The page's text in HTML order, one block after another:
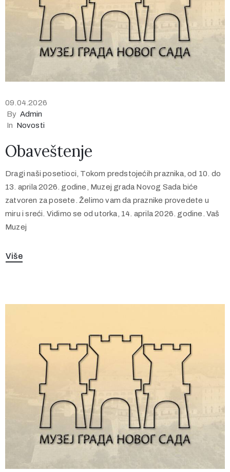
09.04.2026
By Admin
In Novosti
Obaveštenje
Dragi naši posetioci, Tokom predstojećih praznika, od 10. do
13. aprila 2026. godine, Muzej grada Novog Sada biće
zatvoren za posete. Želimo vam da praznike provedete u
miru i sreći. Vidimo se od utorka, 14. aprila 2026. godine. Vaš
Muzej
Više